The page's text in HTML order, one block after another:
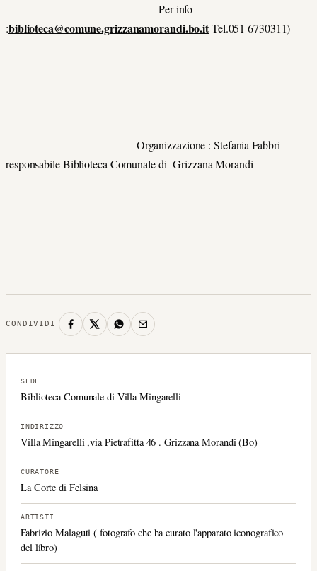
Per info
:biblioteca@comune.grizzanamorandi.bo.itTel.051 6730311)
Organizzazione : Stefania Fabbri
responsabile Biblioteca Comunale di Grizzana Morandi
CONDIVIDI
SEDE
Biblioteca Comunale di Villa Mingarelli
INDIRIZZO
Villa Mingarelli ,via Pietrafitta 46 . Grizzana Morandi (Bo)
CURATORE
La Corte di Felsina
ARTISTI
Fabrizio Malaguti ( fotografo che ha curato l'apparato iconografico
del libro)